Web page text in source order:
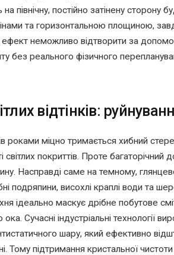
північну, постійно затінену сторону
та горизонтальною площиною,
неможливо відтворити за
без реального фізичного
відтінків:
роками міцно тримається хибний
світлих покриттів. Проте багаторічний
Насправді саме на темному,
подряпини, висохлі краплі води та
ідеально маскує дрібне побутове
Сучасні індустріальні технології
шару, який ефективно
Тому підтримання кристальної